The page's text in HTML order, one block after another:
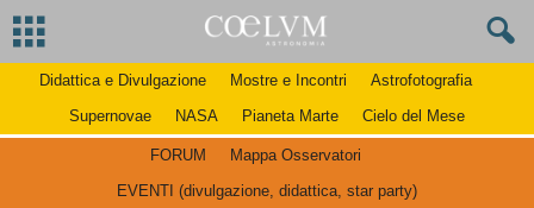
Didattica e Divulgazione Mostre e Incontri
Astrofotografia
Supernovae
NASA Pianeta Marte Cielo del Mese
FORUM
Mappa Osservatori
EVENTI (divulgazione, didattica, star party)